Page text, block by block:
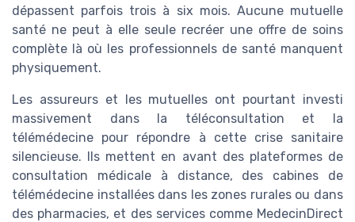
dépassent parfois trois à six mois. Aucune mutuelle
santé ne peut à elle seule recréer une offre de soins
complète là où les professionnels de santé manquent
physiquement.
Les assureurs et les mutuelles ont pourtant investi
massivement dans la téléconsultation et la
télémédecine pour répondre à cette crise sanitaire
silencieuse. Ils mettent en avant des plateformes de
consultation médicale à distance, des cabines de
télémédecine installées dans les zones rurales ou dans
des pharmacies, et des services comme MedecinDirect